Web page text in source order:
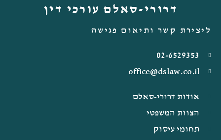
דרורי-סאלם עורכי דין
ליצירת קשר ותיאום פגישה
02-6529353
office@dslaw.co.il
אודות דרורי-סאלם
הצוות המשפטי
תחומי עיסוק